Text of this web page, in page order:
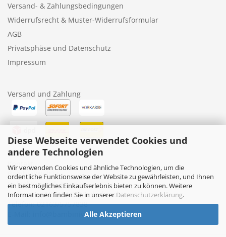
Diese Webseite verwendet Cookies und
andere Technologien
Wir verwenden Cookies und ähnliche Technologien, um die
ordentliche Funktionsweise der Website zu gewährleisten, und Ihnen
ein bestmögliches Einkaufserlebnis bieten zu können. Weitere
Informationen finden Sie in unserer Datenschutzerklärung.
Alle Akzeptieren
Versand- & Zahlungsbedingungen
Widerrufsrecht & Muster-Widerrufsformular
AGB
Privatsphäse und Datenschutz
Impressum
Versand und Zahlung
Kontakt
BambiniWelt24
Rafael Kruczek-Küppers
Nollesweg 10, 41372 Niederkrüchten
Telefon: 02163/5757838
E-Mail: info@bambiniwelt24.de